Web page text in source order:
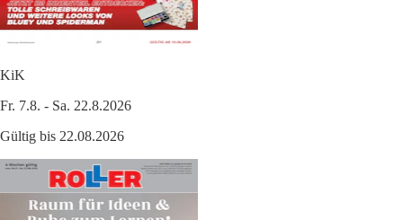
KiK
Fr. 7.8. - Sa. 22.8.2026
Gültig bis 22.08.2026